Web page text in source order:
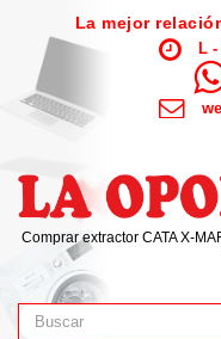
La mejor
L
Comprar extractor CATA X-